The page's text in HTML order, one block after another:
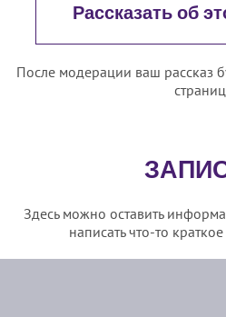
Рассказать об
После модерации ваш рассказ
Здесь можно оставить
написать что-то